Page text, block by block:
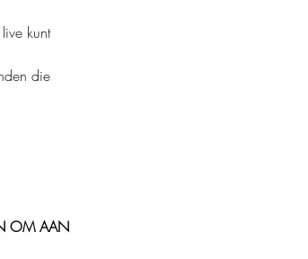
kunt
die
OM AAN